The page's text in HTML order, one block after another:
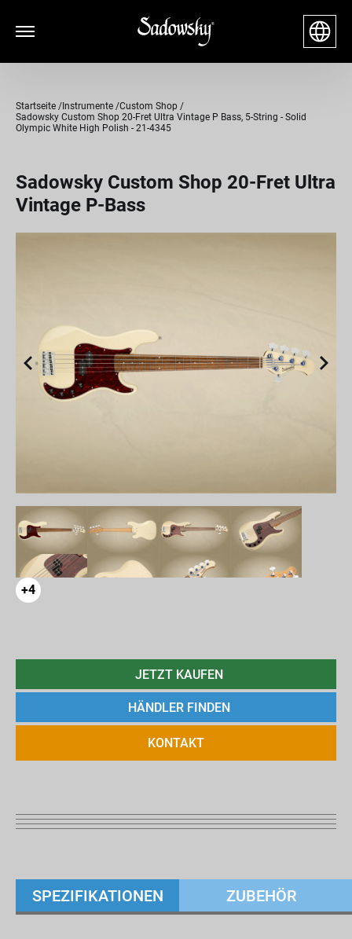
Startseite Instrumente Custom Shop
Sadowsky Custom Shop 20-Fret Ultra Vintage P Bass, 5-String - Solid
Olympic White High Polish - 21-4345
Sadowsky Custom Shop 20-Fret Ultra
Vintage P-Bass
+4
JETZT KAUFEN
HÄNDLER FINDEN
KONTAKT
SPEZIFIKATIONEN ZUBEHÖR